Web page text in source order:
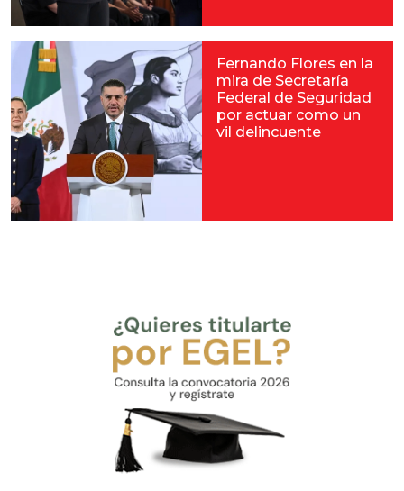
Fernando Flores en la
mira de Secretaría
Federal de Seguridad
por actuar como un
vil delincuente